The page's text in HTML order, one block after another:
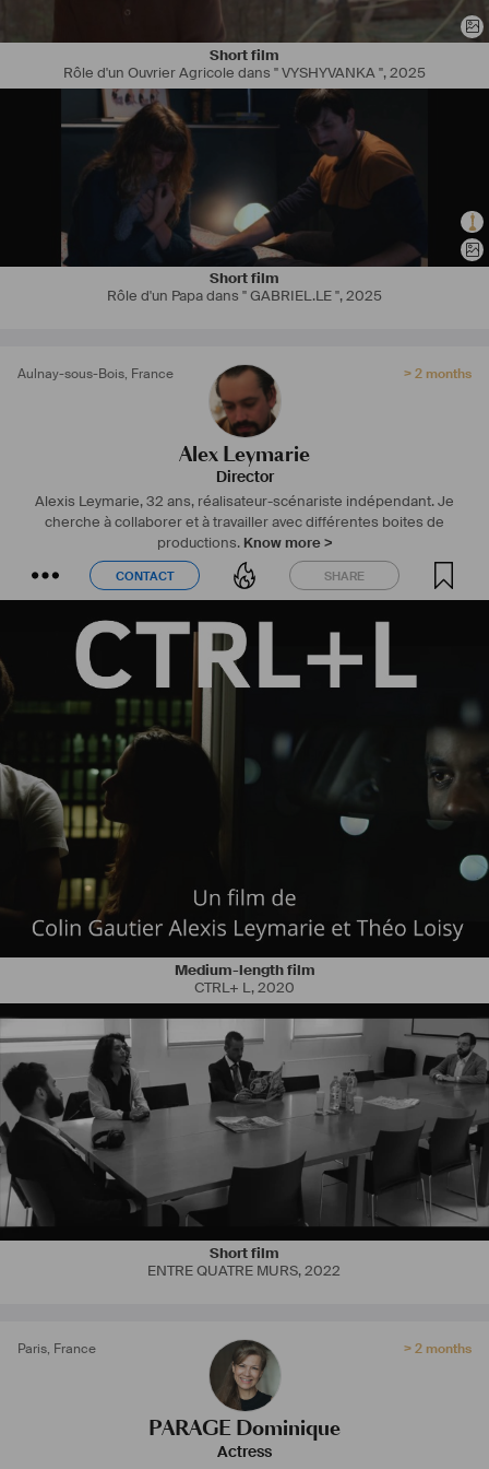
_-_-_-_-_-_-_-_-_-_-_-_-_-_-_-_-_
Short film
Rôle d'un Ouvrier Agricole dans " VYSHYVANKA ",2025
Short film
Rôle d'un Papa dans " GABRIEL.LE ",2025
Aulnay-sous-Bois, France > 2 months
Alex Leymarie
Director
Alexis Leymarie, 32 ans, réalisateur-scénariste indépendant. Je
cherche à collaborer et à travailler avec différentes boites de
productions. Know more >
court-métrage qui se tournera en avril prochain et j'ai quelques
autres projets en cours de fictions et un en documentaire.
Je suis tout ouïe pour échanger rencontrer et collaborer sur toutes
sortes de projets que ce soit au niveau de l'écriture, de la réalisation
ou encore pour du montage.
CONTACT SHARE
CONTACT SHARE
Medium-length film
CTRL+ L,2020
Short film
ENTRE QUATRE MURS,2022
Paris, France > 2 months
PARAGE Dominique
Actress